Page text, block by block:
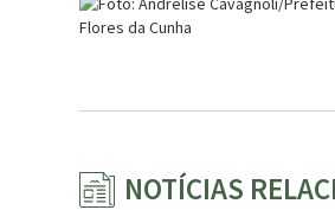
NOTÍCIAS